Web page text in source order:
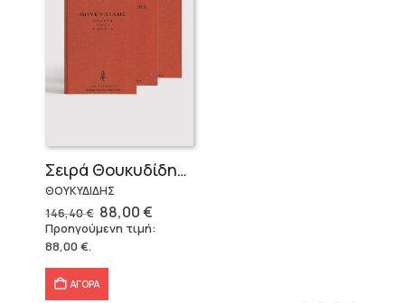
Σειρά Θουκυδίδης – Δεμένο (4 τόμοι)
ΘΟΥΚΥΔΙΔΗΣ
146,40€ Original
price
was:
88,00€Η
τρέχουσα
τιμή
Προηγούμενη τιμή:
88,00€.
ΑΓΟΡΑ